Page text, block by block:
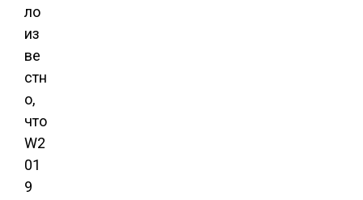
ло
из
ве
стн
о,
что
W2
01
9